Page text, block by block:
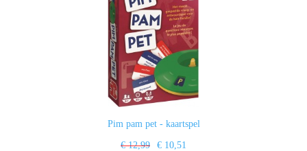
Pim pam pet - kaartspel
€ 12,99 € 10,51